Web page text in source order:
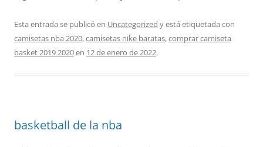
Esta entrada se publicó en Uncategorized y está etiquetada con
camisetas nba 2020,camisetas nike baratas,comprar camiseta
basket 2019 2020en 12 de enero de 2022.
basketball de la nba